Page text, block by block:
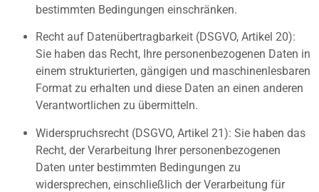
bestimmten Bedingungen einschränken.
Recht auf Datenübertragbarkeit (DSGVO, Artikel 20):
Sie haben das Recht, Ihre personenbezogenen Daten in
einem strukturierten, gängigen und maschinenlesbaren
Format zu erhalten und diese Daten an einen anderen
Verantwortlichen zu übermitteln.
Widerspruchsrecht (DSGVO, Artikel 21): Sie haben das
Recht, der Verarbeitung Ihrer personenbezogenen
Daten unter bestimmten Bedingungen zu
widersprechen, einschließlich der Verarbeitung für